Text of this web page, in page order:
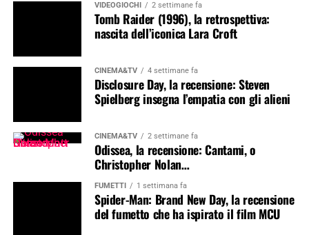
VIDEOGIOCHI 2 settimane fa
Tomb Raider (1996), la retrospettiva:
nascita dell’iconica Lara Croft
CINEMA&TV 4 settimane fa
Disclosure Day, la recensione: Steven
Spielberg insegna l’empatia con gli alieni
CINEMA&TV 2 settimane fa
Odissea, la recensione: Cantami, o
Christopher Nolan…
FUMETTI 1 settimana fa
Spider-Man: Brand New Day, la recensione
del fumetto che ha ispirato il film MCU